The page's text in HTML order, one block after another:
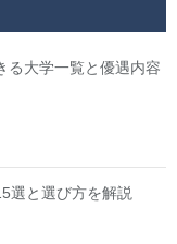
る大学一覧と優遇内容
選と選び方を解説